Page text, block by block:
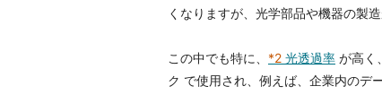
くなりますが、光学部品や機器の製
この中でも特に、 *2 光透過率 が高く
ク で使用され、例えば、企業内のデ